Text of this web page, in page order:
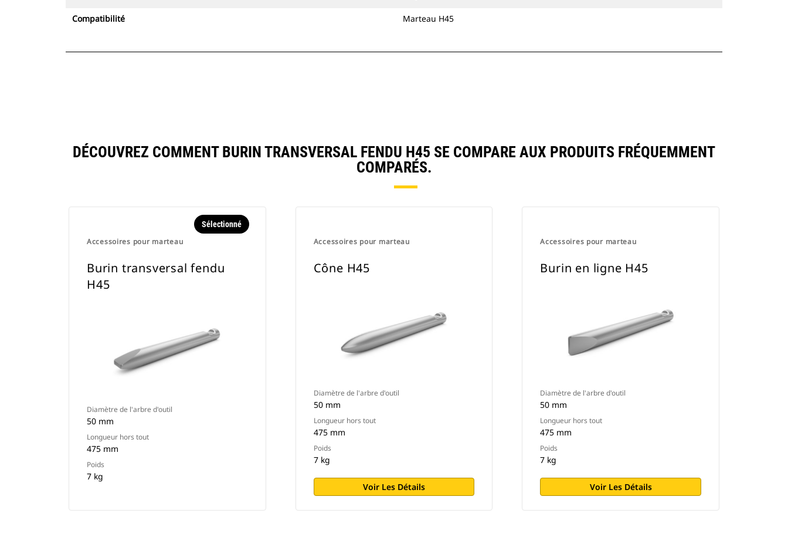
Compatibilité Marteau H45
DÉCOUVREZ COMMENT BURIN TRANSVERSAL FENDU H45 SE COMPARE AUX PRODUITS FRÉQUEMMENT
COMPARÉS.
Accessoires pour marteau
Sélectionné
Burin transversal fendu
H45
Diamètre de l'arbre d'outil
50 mm
Longueur hors tout
475 mm
Poids
7 kg
Accessoires pour marteau
Cône H45
Diamètre de l'arbre d'outil
50 mm
Longueur hors tout
475 mm
Poids
7 kg
Voir Les Détails
Accessoires pour marteau
Burin en ligne H45
Diamètre de l'arbre d'outil
50 mm
Longueur hors tout
475 mm
Poids
7 kg
Voir Les Détails